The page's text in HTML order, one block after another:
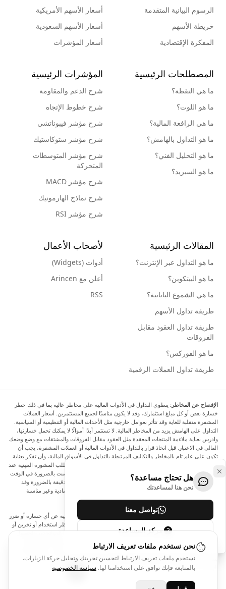
الرسوم البيانية المتقدمة
خريطة الأسهم
المفكرة الإقتصادية
أسعار الأسهم الأمريكية
أسعار الأسهم السعودية
أسعار المؤشرات
المصطلحات الرئيسية
ما هي النقطة؟
ما هو اللوت؟
ما هي الرافعة المالية؟
ما هو التداول بالهامش؟
ما هو التحليل الفني؟
ما هو السبريد؟
المؤشرات الرئيسية
شرح الدعم والمقاومة
شرح خطوط الإتجاه
شرح مؤشر فيبوناتشي
شرح مؤشر ستوكاستيك
شرح مؤشر المتوسطات
المتحركة
شرح مؤشر MACD
شرح نماذج الهارمونيك
شرح مؤشر RSI
المقالات الرئيسية
ما هو التداول عبر الإنترنت؟
ما هو البيتكوين؟
ما هي الشموع اليابانية؟
طريقة تداول الأسهم
طريقة تداول العقود مقابل
الفروقات
ما هو الفوركس؟
طريقة تداول العملات الرقمية
لأصحاب الأعمال
أدوات (Widgets)
أعلن مع Arincen
RSS
الإفصاح عن المخاطر: ينطوي التداول في الأدوات المالية على مخاطر عالية بما في ذلك خطر
خسارة بعض أو كل مبلغ استثمارك، وقد لا يكون مناسبًا لجميع المستثمرين. أسعار العملات
المشفرة متقلبة للغاية وقد تتأثر بعوامل خارجية مثل الأحداث المالية أو التنظيمية أو السياسية.
التداول على الهامش يزيد من المخاطر المالية. لا تستثمر أبدًا أموالًا لا يمكنك تحمل خسارتها،
وادرس بعناية ملاءمة المنتجات المعقدة مثل العقود مقابل الفروقات والمشتقات مع وضع وضعك
المالي في الاعتبار. قبل اتخاذ قرار بالتداول في الأدوات المالية أو العملات المشفرة، يجب أن
تكون على علم تام بالمخاطر والتكاليف المرتبطة بالتداول في الأسواق المالية، وأن تفكر بعناية
في أهدافك الاستثمارية ومستوى خبرتك ورغبتك في المخاطرة، وأن تطلب المشورة المهنية عند
الحاجة. تود Arincen أن تذكرك بأن البيانات الواردة في هذا الموقع ليست بالضرورة في الوقت
الفعلي وليست دقيقة. البيانات والأسعار الموجودة على الموقع ليست دقيقة بالضرورة وقد
تختلف عن السعر الفعلي في أي سوق معينة، مما يعني أن الأسعار إرشادية وغير مناسبة
لأغراض التداول.
لن يتحمل Arincen وأي مزود للبيانات الواردة في هذا الموقع المسؤولية عن أي خسارة أو ضرر
نتيجة لتداولك، أو اعتمادك على المعلومات الواردة في هذا الموقع. يحظر استخدام أو تخزين أو
إعادة إنتاج أو عرض أو تعديل أو نقل أو توزيع البيانات الموجودة في هذا الموقع دون الحصول
على إذن كتابي صريح مسبق من Arincen و/أو مزود البيانات. جميع حقوق الملكية الفكرية
محفوظة من قبل مقدمي الخدمة و/أو البورصة التي تقدم البيانات الواردة في هذا الموقع. قد
يتم تعويض Arincen من قبل المعلنين الذين يظهرون على الموقع، بناءً على تفاعلك مع
الإعلانات أو المعلنين.
هل تحتاج مساعدة؟
نحن هنا لمساعدتك
تواصل معنا
مركز المساعدة
نحن نستخدم ملفات تعريف الارتباط
نستخدم ملفات تعريف الارتباط لتحسين تجربتك وتحليل حركة الزيارات.
بالمتابعة فإنك توافق على استخدامنا لها. سياسة الخصوصية